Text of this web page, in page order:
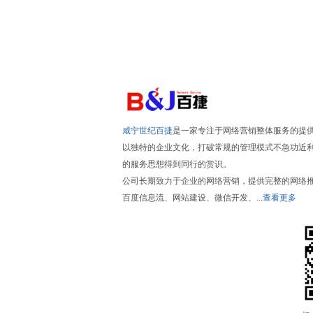
咸宁世纪百捷是一家专注于网络营销整体服务的提
以独特的企业文化，打破常规的管理模式不急功近
的服务思想得到同行的赏识。
公司长期致力于企业的网络营销，提供完整的网络
百度信息流、网站建设、微信开发、...查看更多